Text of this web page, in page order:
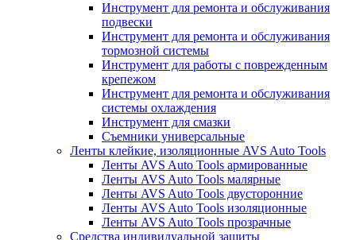
Инструмент для ремонта и обслуживания
подвески
Инструмент для ремонта и обслуживания
тормозной системы
Инструмент для работы с поврежденным
крепежом
Инструмент для ремонта и обслуживания
системы охлаждения
Инструмент для смазки
Съемники универсальные
Ленты клейкие, изоляционные AVS Auto Tools
Ленты AVS Auto Tools армированные
Ленты AVS Auto Tools малярные
Ленты AVS Auto Tools двусторонние
Ленты AVS Auto Tools изоляционные
Ленты AVS Auto Tools прозрачные
Средства индивидуальной защиты